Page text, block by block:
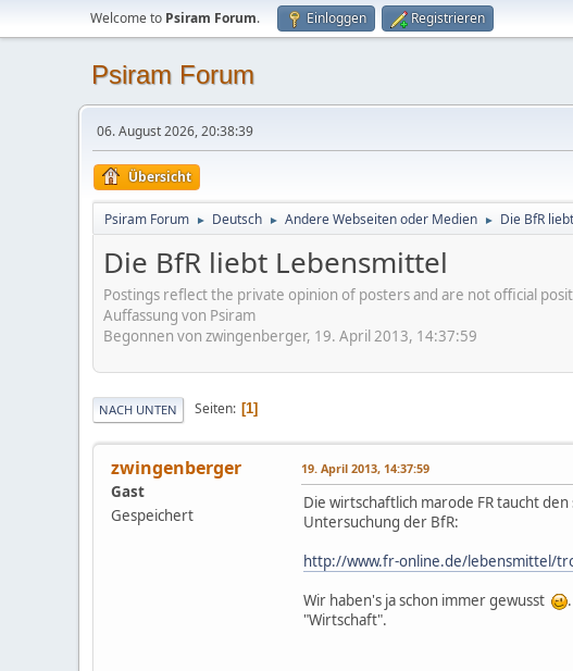
Welcome to Psiram Forum. Einloggen Registrieren
Psiram Forum
06. August 2026, 20:38:39
Übersicht
Psiram Forum ► Deutsch ► Andere Webseiten oder Medien ► Die BfR
Die BfR liebt Lebensmittel
Postings reflect the private opinion of posters and are not official
Auffassung von Psiram
Begonnen von zwingenberger, 19. April 2013, 14:37:59
NACH UNTEN Seiten 1
zwingenberger
Gast
Gespeichert
19. April 2013, 14:37:59
Die wirtschaftlich marode FR taucht
Untersuchung der BfR:
http://www.fr-online.de/lebensmittel/
Wir haben's ja schon immer gewusst
"Wirtschaft".